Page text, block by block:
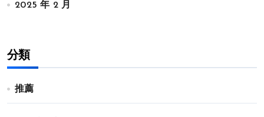
2025 年 2 月
分類
推薦